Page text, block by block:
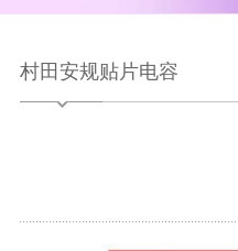
村田安规贴片电容